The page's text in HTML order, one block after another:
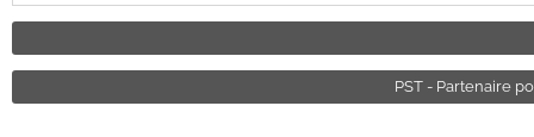
PST - Partenaire